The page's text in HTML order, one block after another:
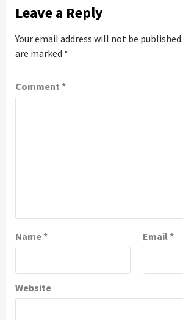
Leave a Reply
Your email address will not be published.
are marked *
Comment *
Name* Email *
Website